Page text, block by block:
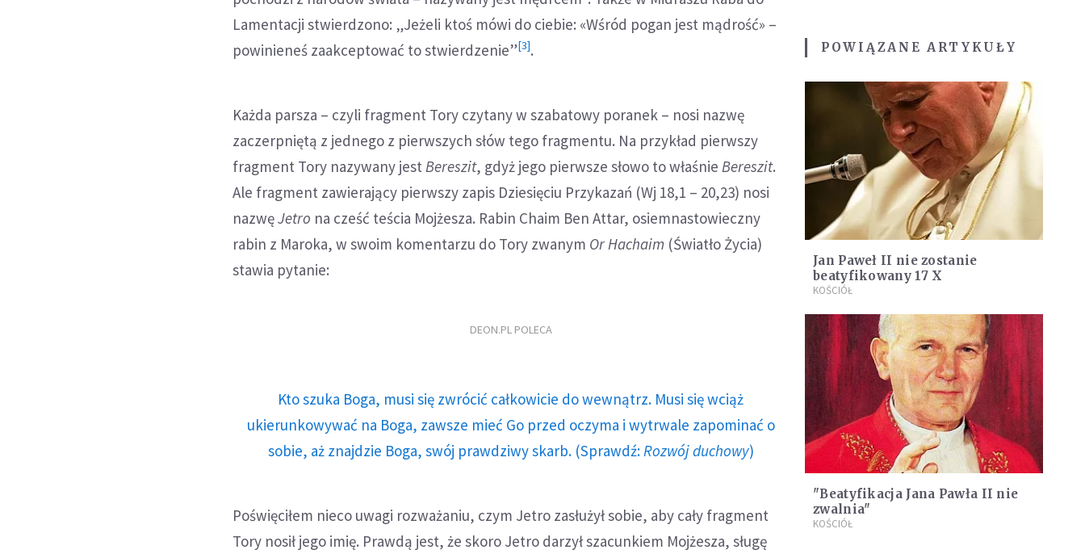
Lamentacji stwierdzono: „Jeżeli ktoś mówi do ciebie: «Wśród pogan jest mądrość» –
powinieneś zaakceptować to stwierdzenie”[3].
Każda parsza – czyli fragment Tory czytany w szabatowy poranek – nosi nazwę
zaczerpniętą z jednego z pierwszych słów tego fragmentu. Na przykład pierwszy
fragment Tory nazywany jest Bereszit, gdyż jego pierwsze słowo to właśnie Bereszit.
Ale fragment zawierający pierwszy zapis Dziesięciu Przykazań (Wj 18,1 – 20,23) nosi
nazwęJetro na cześć teścia Mojżesza. Rabin Chaim Ben Attar, osiemnastowieczny
rabin z Maroka, w swoim komentarzu do Tory zwanym Or Hachaim (Światło Życia)
stawia pytanie:
DEON.PL POLECA
Kto szuka Boga, musi się zwrócić całkowicie do wewnątrz. Musi się wciąż
ukierunkowywać na Boga, zawsze mieć Go przed oczyma i wytrwale zapominać o
sobie, aż znajdzie Boga, swój prawdziwy skarb. (Sprawdź: Rozwój duchowy)
Poświęciłem nieco uwagi rozważaniu, czym Jetro zasłużył sobie, aby cały fragment
Tory nosił jego imię. Prawdą jest, że skoro Jetro darzył szacunkiem Mojżesza, sługę
POWIĄZANE ARTYKUŁY
Jan Paweł II nie zostanie
beatyfikowany 17 X
KOŚCIÓŁ
"Beatyfikacja Jana Pawła II nie
zwalnia"
KOŚCIÓŁ